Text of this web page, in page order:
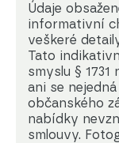
Údaje
informativní
veškeré
Tato
smyslu § 1731
ani se
občanského
nabídky
smlouvy.